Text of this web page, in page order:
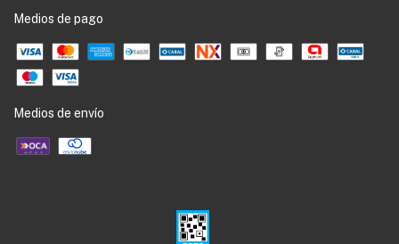
Medios de pago
Medios de envío